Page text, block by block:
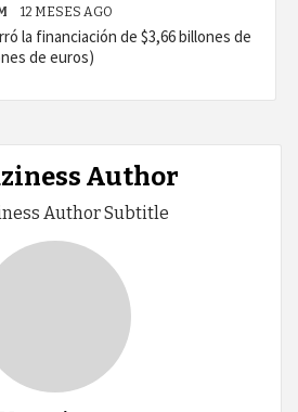
12 MESES AGO
la financiación de $3,66 billones de
de euros)
Author
Author Subtitle